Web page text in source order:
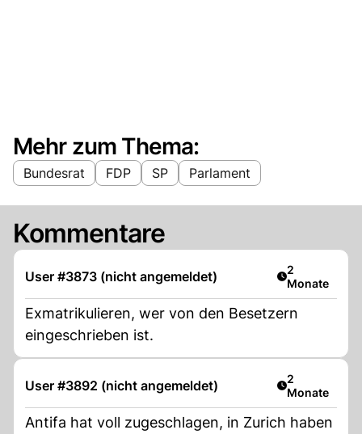
Mehr zum Thema:
Bundesrat FDP SP Parlament
Kommentare
User #3873 (nicht angemeldet) Artikel
2
Monate
Exmatrikulieren, wer von den Besetzern
eingeschrieben ist.
User #3892 (nicht angemeldet) Artikel
2
Monate
Antifa hat voll zugeschlagen, in Zurich haben